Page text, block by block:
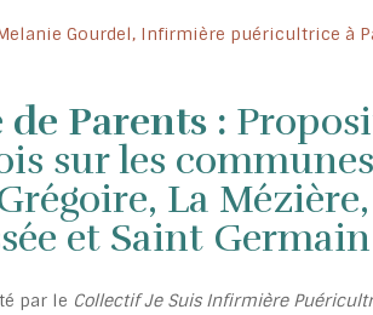
Gourdel, Infirmière puéricultrice à
de Parents :
sur les
La
et Saint
par le Collectif Je Suis Infirmière